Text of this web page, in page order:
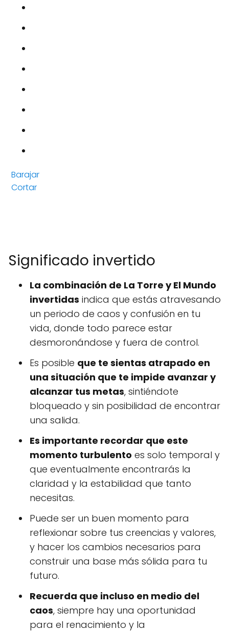
Barajar
Cortar
Significado invertido
La combinación de La Torre y El Mundo
invertidas indica que estás atravesando
un periodo de caos y confusión en tu
vida, donde todo parece estar
desmoronándose y fuera de control.
Es posible que te sientas atrapado en
una situación que te impide avanzar y
alcanzar tus metas, sintiéndote
bloqueado y sin posibilidad de encontrar
una salida.
Es importante recordar que este
momento turbulento es solo temporal y
que eventualmente encontrarás la
claridad y la estabilidad que tanto
necesitas.
Puede ser un buen momento para
reflexionar sobre tus creencias y valores,
y hacer los cambios necesarios para
construir una base más sólida para tu
futuro.
Recuerda que incluso en medio del
caos, siempre hay una oportunidad
para el renacimiento y la